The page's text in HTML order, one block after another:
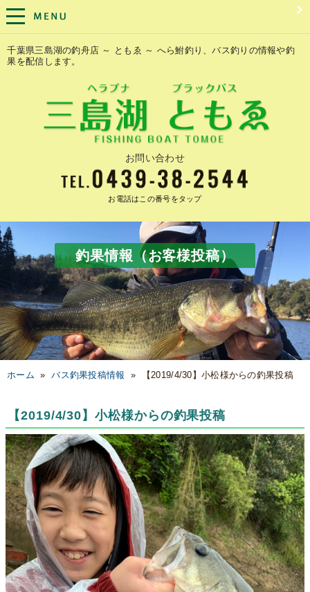
千葉県三島湖の釣舟店 ～ ともゑ ～ へら鮒釣り、バス釣りの情報や釣
果を配信します。
お問い合わせ
お電話はこの番号をタップ
釣果情報（お客様投稿）
ホーム »バス釣果投稿情報 » 【2019/4/30】小松様からの釣果投稿
【2019/4/30】小松様からの釣果投稿